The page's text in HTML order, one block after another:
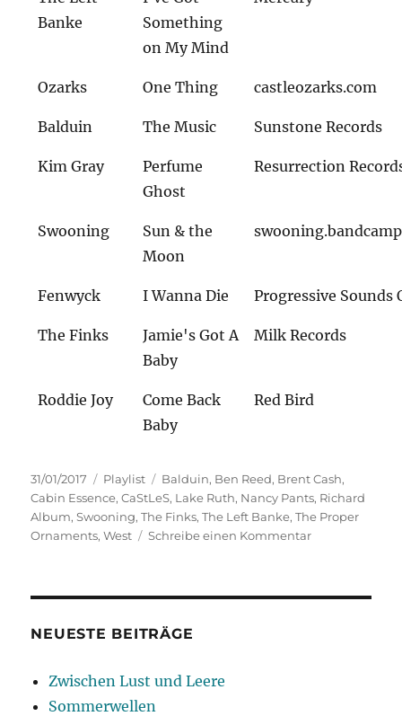
Banke
Something
on My Mind
Ozarks One Thing castleozarks.com
Balduin The Music Sunstone Records
Kim Gray
Perfume
Ghost
Resurrection
Swooning
Sun & the
Moon
Fenwyck I Wanna Die Progressive Sounds
The Finks
Jamie's Got A
Baby
Milk Records
Roddie Joy
Come Back
Baby
Red Bird
Veröffentlicht
am
31/01/2017 Kategorien
Playlist Schlagwörter
Balduin, Ben Reed, Brent Cash,
Cabin Essence,CaStLeS, Lake Ruth, Nancy Pants, Richard
Album,Swooning,The Finks,The Left Banke,The Proper
Ornaments,West Schreibe einen Kommentarzu
NEUESTE BEITRÄGE
Zwischen Lust und Leere
Sommerwellen